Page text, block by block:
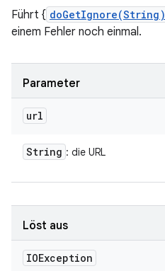
Führt { doGetIgnore(String)
einem Fehler noch einmal.
Parameter
url
String : die URL
Löst aus
IOException